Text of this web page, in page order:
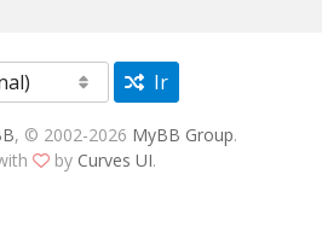
Ir
, © 2002-2026 MyBB Group.
by Curves UI.